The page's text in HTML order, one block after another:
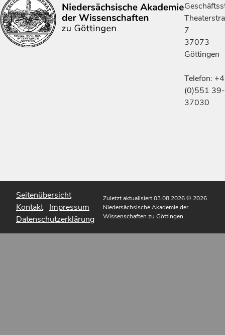
7
37073
Göttingen
Telefon:
(0)551 39-
37030
Seitenübersicht
Kontakt Impressum
Datenschutzerklärung
Zuletzt aktualisiert 03.08.2026© 2026
Niedersächsische Akademie der
Wissenschaften zu Göttingen